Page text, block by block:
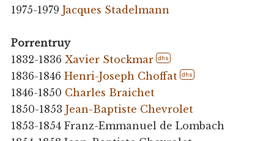
1975-1979 Jacques Stadelmann
Porrentruy
1832-1836 Xavier Stockmar dhs
1836-1846 Henri-Joseph Choffat dhs
1846-1850 Charles Braichet
1850-1853 Jean-Baptiste Chevrolet
1853-1854 Franz-Emmanuel de Lombach